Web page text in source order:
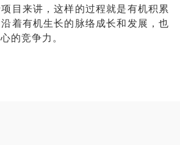
目来讲，这样的过程就是有机积累
着有机生长的脉络成长和发展 ，也
的竞争力。